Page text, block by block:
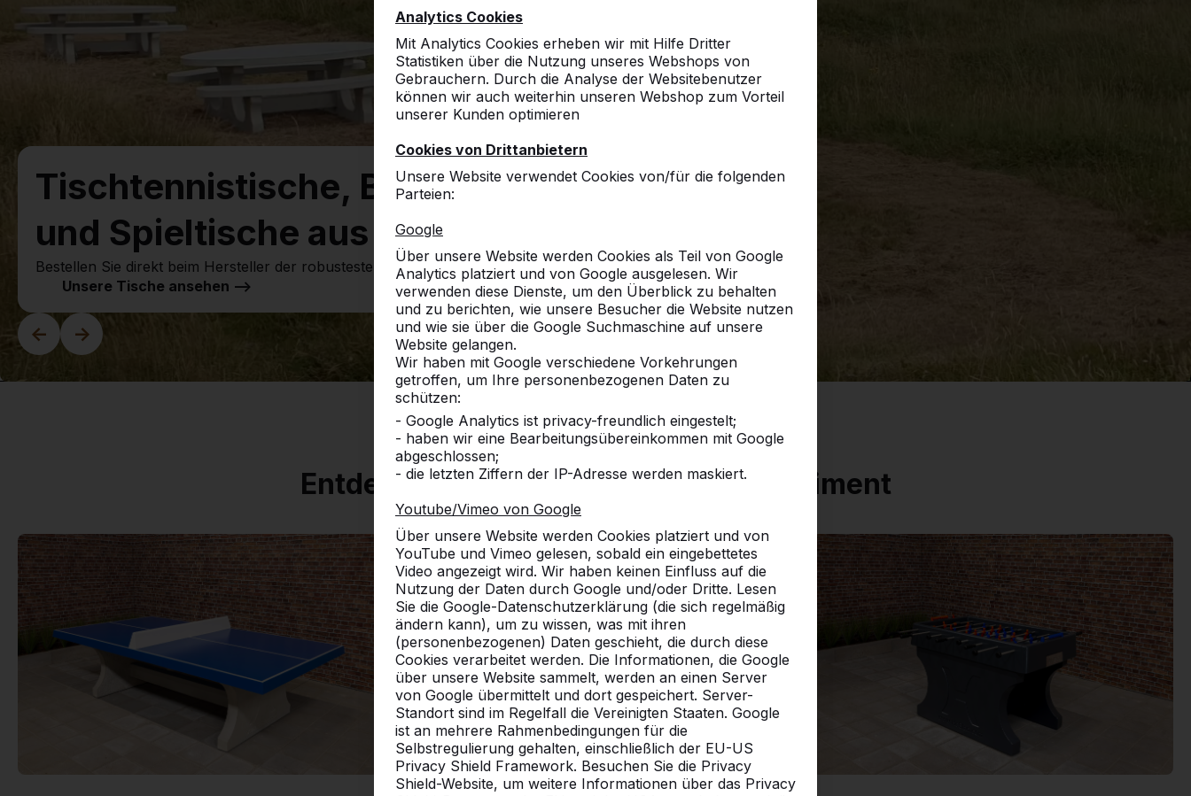
Analytics Cookies
Mit Analytics Cookies erheben wir mit Hilfe Dritter
Statistiken über die Nutzung unseres Webshops von
Gebrauchern. Durch die Analyse der Websitebenutzer
können wir auch weiterhin unseren Webshop zum Vorteil
unserer Kunden optimieren
Cookies von Drittanbietern
Unsere Website verwendet Cookies von/für die folgenden
Parteien:
Google
Über unsere Website werden Cookies als Teil von Google
Analytics platziert und von Google ausgelesen. Wir
verwenden diese Dienste, um den Überblick zu behalten
und zu berichten, wie unsere Besucher die Website nutzen
und wie sie über die Google Suchmaschine auf unsere
Website gelangen.
Wir haben mit Google verschiedene Vorkehrungen
getroffen, um Ihre personenbezogenen Daten zu
schützen:
- Google Analytics ist privacy-freundlich eingestelt;
- haben wir eine Bearbeitungsübereinkommen mit Google
abgeschlossen;
- die letzten Ziffern der IP-Adresse werden maskiert.
Youtube/Vimeo von Google
Über unsere Website werden Cookies platziert und von
YouTube und Vimeo gelesen, sobald ein eingebettetes
Video angezeigt wird. Wir haben keinen Einfluss auf die
Nutzung der Daten durch Google und/oder Dritte. Lesen
Sie die Google-Datenschutzerklärung (die sich regelmäßig
ändern kann), um zu wissen, was mit ihren
(personenbezogenen) Daten geschieht, die durch diese
Cookies verarbeitet werden. Die Informationen, die Google
über unsere Website sammelt, werden an einen Server
von Google übermittelt und dort gespeichert. Server-
Standort sind im Regelfall die Vereinigten Staaten. Google
ist an mehrere Rahmenbedingungen für die
Selbstregulierung gehalten, einschließlich der EU-US
Privacy Shield Framework. Besuchen Sie die Privacy
Shield-Website, um weitere Informationen über das Privacy
<- ->
Tischtennistische, Bänke
und Spieltische aus Beton.
Bestellen Sie direkt beim Hersteller der robustesten Spieltische.
Unsere Tische ansehen -->
Entdecken Sie unser komplettes Sortiment